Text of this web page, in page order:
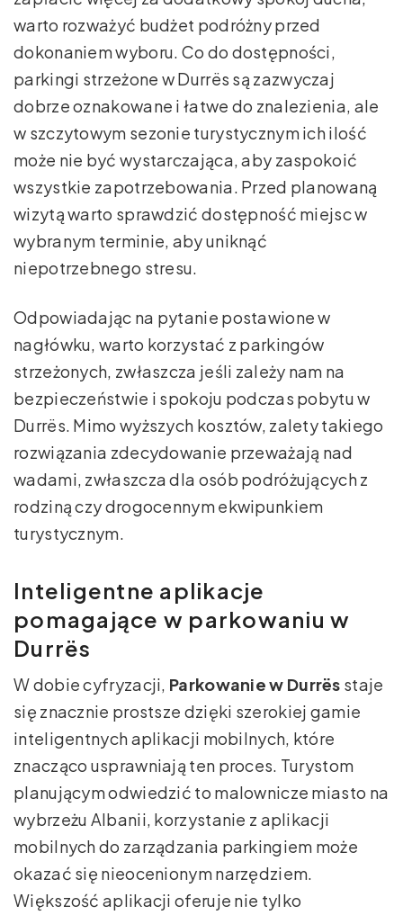
warto rozważyć budżet podróżny przed
dokonaniem wyboru. Co do dostępności,
parkingi strzeżone w Durrës są zazwyczaj
dobrze oznakowane i łatwe do znalezienia, ale
w szczytowym sezonie turystycznym ich ilość
może nie być wystarczająca, aby zaspokoić
wszystkie zapotrzebowania. Przed planowaną
wizytą warto sprawdzić dostępność miejsc w
wybranym terminie, aby uniknąć
niepotrzebnego stresu.
Odpowiadając na pytanie postawione w
nagłówku, warto korzystać z parkingów
strzeżonych, zwłaszcza jeśli zależy nam na
bezpieczeństwie i spokoju podczas pobytu w
Durrës. Mimo wyższych kosztów, zalety takiego
rozwiązania zdecydowanie przeważają nad
wadami, zwłaszcza dla osób podróżujących z
rodziną czy drogocennym ekwipunkiem
turystycznym.
Inteligentne aplikacje
pomagające w parkowaniu w
Durrës
W dobie cyfryzacji, Parkowanie w Durrës staje
się znacznie prostsze dzięki szerokiej gamie
inteligentnych aplikacji mobilnych, które
znacząco usprawniają ten proces. Turystom
planującym odwiedzić to malownicze miasto na
wybrzeżu Albanii, korzystanie z aplikacji
mobilnych do zarządzania parkingiem może
okazać się nieocenionym narzędziem.
Większość aplikacji oferuje nie tylko